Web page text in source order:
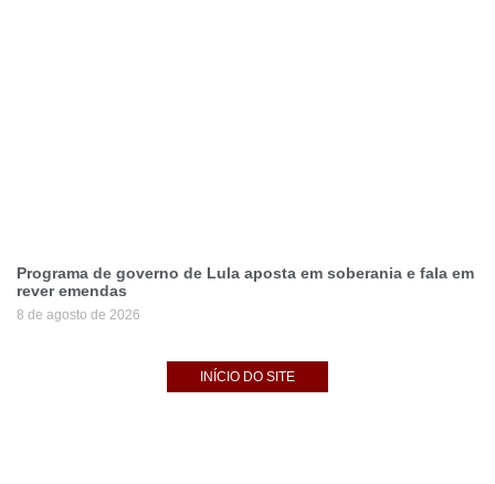
Programa de governo de Lula aposta em soberania e fala em
rever emendas
8 de agosto de 2026
INÍCIO DO SITE